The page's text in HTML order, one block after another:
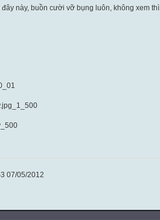
này, buồn cười vỡ bụng luôn, không xem
07/05/2012